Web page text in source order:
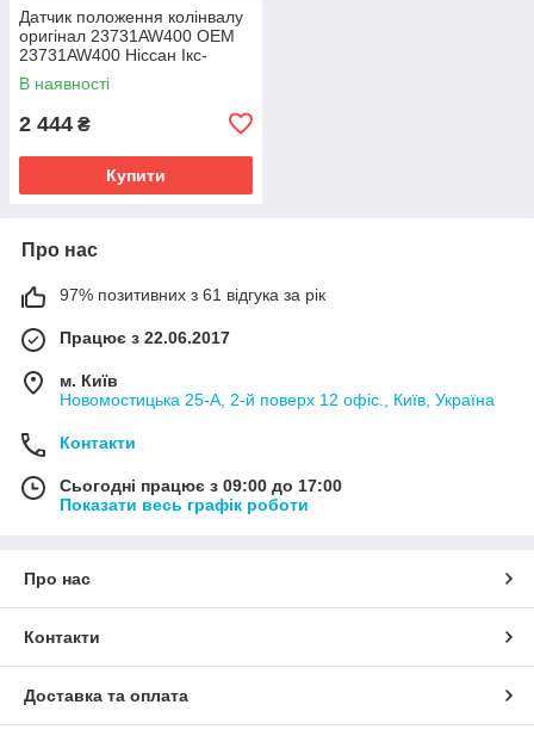
Датчик положення колінвалу
оригінал 23731AW400 OEM
23731AW400 Ніссан Ікс-
Трейл 2001-2013
В наявності
2 444 ₴
Купити
Про нас
97% позитивних з 61 відгука за рік
Працює з 22.06.2017
м. Київ
Новомостицька 25-А, 2-й поверх 12 офіс., Київ, Україна
Контакти
Сьогодні працює з 09:00 до 17:00
Показати весь графік роботи
Про нас
Контакти
Доставка та оплата